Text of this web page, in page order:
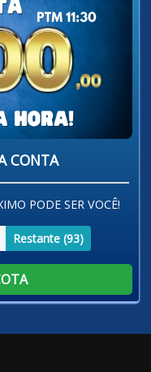
CONTA
PODE SER VOCÊ!
Restante (93)